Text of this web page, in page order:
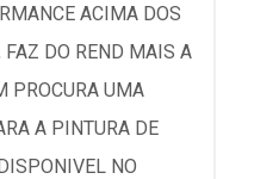
ACIMA DOS
FAZ DO REND MAIS A
PROCURA UMA
A PINTURA DE
NO